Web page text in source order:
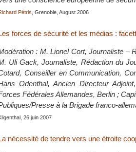
Pétris , Grenoble, August 2006
forces de sécurité et les médias :
: M. Lionel Cort, Journaliste –
Uli Gack, Journaliste, Rédaction du
Conseiller en Communication,
Odenthal, Ancien Directeur
Fédérales Allemandes, Berlin ;
Presse à la Brigade franco-
26 juin 2007
nécessité de tendre vers une étroite